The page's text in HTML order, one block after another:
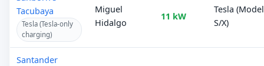
Tacubaya
Tesla (Tesla-only
charging)
Miguel
Hidalgo
11 kW
Tesla (Model
S/X)
Santander